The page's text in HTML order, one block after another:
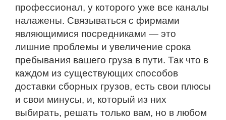
профессионал, у которого уже все каналы
налажены. Связываться с фирмами
являющимися посредниками — это
лишние проблемы и увеличение срока
пребывания вашего груза в пути. Так что в
каждом из существующих способов
доставки сборных грузов, есть свои плюсы
и свои минусы, и, который из них
выбирать, решать только вам, но в любом